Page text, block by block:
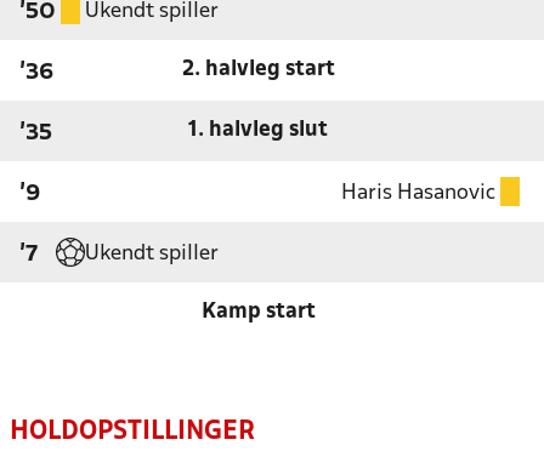
'50 Ukendt spiller
'36 2. halvleg start
'35 1. halvleg slut
'9 Haris Hasanovic
'7 Ukendt spiller
Kamp start
HOLDOPSTILLINGER